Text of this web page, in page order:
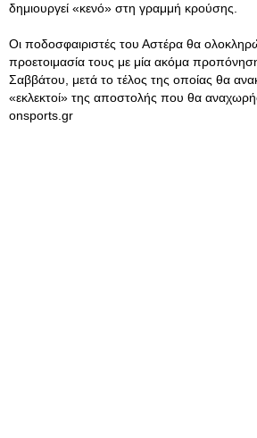
δημιουργεί «κενό» στη γραμμή κρούσης.
Οι ποδοσφαιριστές του Αστέρα θα
προετοιμασία τους με μία ακόμα
Σαββάτου, μετά το τέλος της οποίας θα
«εκλεκτοί» της αποστολής που θα
onsports.gr